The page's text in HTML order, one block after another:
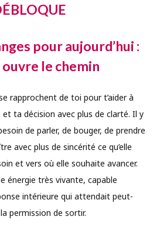
pour aujourd’hui :
le chemin
rapprochent de toi pour t’aider à
ta décision avec plus de clarté. Il y
de parler, de bouger, de prendre
avec plus de sincérité ce qu’elle
et vers où elle souhaite avancer.
énergie très vivante, capable
intérieure qui attendait peut-
permission de sortir.